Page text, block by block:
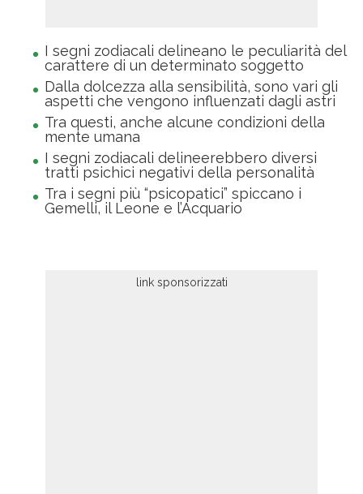
I segni zodiacali delineano le peculiarità del
carattere di un determinato soggetto
Dalla dolcezza alla sensibilità, sono vari gli
aspetti che vengono influenzati dagli astri
Tra questi, anche alcune condizioni della
mente umana
I segni zodiacali delineerebbero diversi
tratti psichici negativi della personalità
Tra i segni più “psicopatici” spiccano i
Gemelli, il Leone e l’Acquario